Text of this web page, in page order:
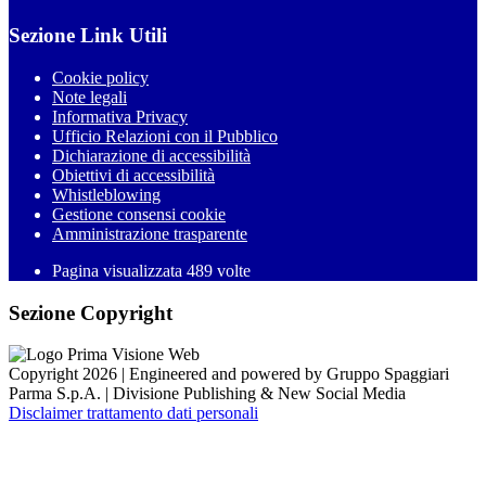
Sezione Link Utili
Cookie policy
Note legali
Informativa Privacy
Ufficio Relazioni con il Pubblico
Dichiarazione di accessibilità
Obiettivi di accessibilità
Whistleblowing
Gestione consensi cookie
Amministrazione trasparente
Pagina visualizzata 489 volte
Sezione Copyright
Copyright 2026 | Engineered and powered by Gruppo Spaggiari
Parma S.p.A. | Divisione Publishing & New Social Media
Disclaimer trattamento dati personali